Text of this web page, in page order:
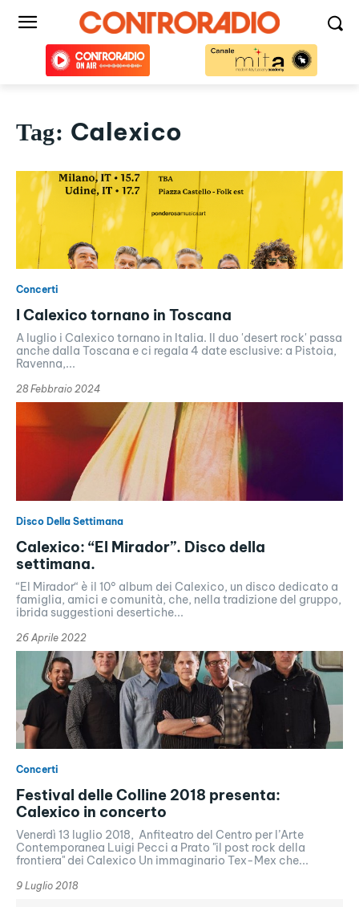
Tag: Calexico
Concerti
I Calexico tornano in Toscana
A luglio i Calexico tornano in Italia. Il duo 'desert rock' passa
anche dalla Toscana e ci regala 4 date esclusive: a Pistoia,
Ravenna,...
28 Febbraio 2024
Disco Della Settimana
Calexico: “El Mirador”. Disco della
settimana.
“El Mirador“ è il 10° album dei Calexico, un disco dedicato a
famiglia, amici e comunità, che, nella tradizione del gruppo,
ibrida suggestioni desertiche...
26 Aprile 2022
Concerti
Festival delle Colline 2018 presenta:
Calexico in concerto
Venerdì 13 luglio 2018, Anfiteatro del Centro per l’Arte
Contemporanea Luigi Pecci a Prato "il post rock della
frontiera" dei Calexico Un immaginario Tex-Mex che...
9 Luglio 2018